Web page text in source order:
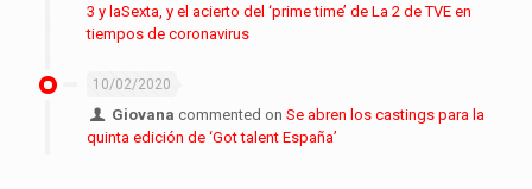
3 y laSexta, y el acierto del ‘prime time’ de La 2 de TVE en
tiempos de coronavirus
10/02/2020
Giovana commented onSe abren los castings para la
quinta edición de ‘Got talent España’